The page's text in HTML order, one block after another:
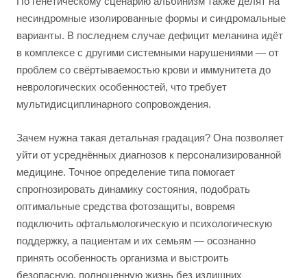
несиндромные изолированные формы и синдромальные
варианты. В последнем случае дефицит меланина идёт
в комплексе с другими системными нарушениями — от
проблем со свёртываемостью крови и иммунитета до
неврологических особенностей, что требует
мультидисциплинарного сопровождения.
Зачем нужна такая детальная градация? Она позволяет
уйти от усреднённых диагнозов к персонализированной
медицине. Точное определение типа помогает
спрогнозировать динамику состояния, подобрать
оптимальные средства фотозащиты, вовремя
подключить офтальмологическую и психологическую
поддержку, а пациентам и их семьям — осознанно
принять особенность организма и выстроить
безопасную, полноценную жизнь без излишних